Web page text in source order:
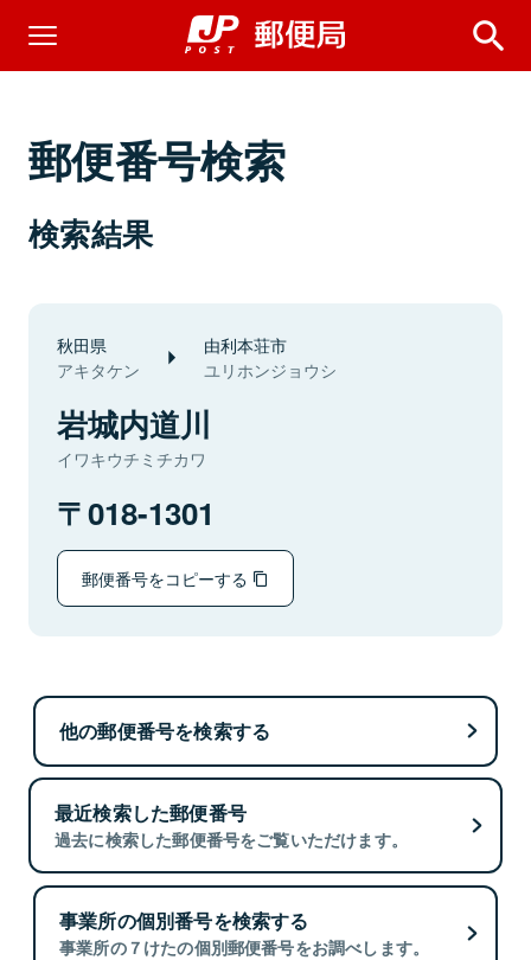
郵便番号検索
検索結果
秋田県
アキタケン
由利本荘市
ユリホンジョウシ
岩城内道川
イワキウチミチカワ
018-1301
郵便番号をコピーする
他の郵便番号を検索する
最近検索した郵便番号
過去に検索した郵便番号をご覧いただけます。
事業所の個別番号を検索する
事業所の７けたの個別郵便番号をお調べします。